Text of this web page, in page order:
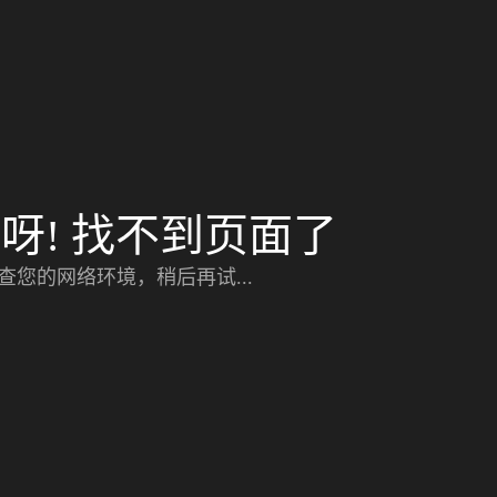
! 找不到页面了
您的网络环境，稍后再试...